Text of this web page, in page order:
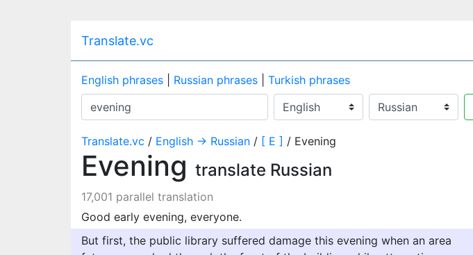
Translate.vc
English phrases Russian phrases
Turkish phrases
Translate.vc / English → Russian / [ E ] / Evening
Evening translate Russian
17,001 parallel translation
Good early evening, everyone.
But first, the public library suffered damage this evening when an area